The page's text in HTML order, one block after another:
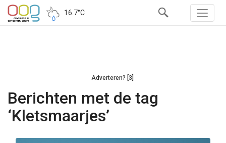
16.7°C
Adverteren? [3]
Berichten met de tag
‘Kletsmaarjes’